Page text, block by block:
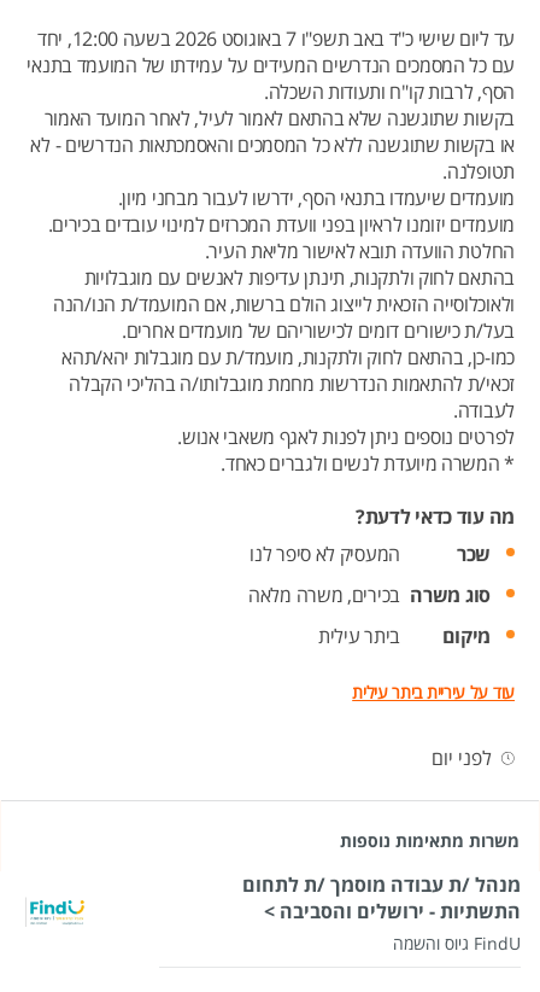
עד ליום שישי כ"ד באב תשפ"ו 7 באוגוסט 2026 בשעה 12:00, יחד
עם כל המסמכים הנדרשים המעידים על עמידתו של המועמד בתנאי
הסף, לרבות קו"ח ותעודות השכלה.
בקשות שתוגשנה שלא בהתאם לאמור לעיל, לאחר המועד האמור
או בקשות שתוגשנה ללא כל המסמכים והאסמכתאות הנדרשים - לא
תטופלנה.
מועמדים שיעמדו בתנאי הסף, ידרשו לעבור מבחני מיון.
מועמדים יזומנו לראיון בפני וועדת המכרזים למינוי עובדים בכירים.
החלטת הוועדה תובא לאישור מליאת העיר.
בהתאם לחוק ולתקנות, תינתן עדיפות לאנשים עם מוגבלויות
ולאוכלוסייה הזכאית לייצוג הולם ברשות, אם המועמד/ת הנו/הנה
בעל/ת כישורים דומים לכישוריהם של מועמדים אחרים.
כמו-כן, בהתאם לחוק ולתקנות, מועמד/ת עם מוגבלות יהא/תהא
זכאי/ת להתאמות הנדרשות מחמת מוגבלותו/ה בהליכי הקבלה
לעבודה.
לפרטים נוספים ניתן לפנות לאגף משאבי אנוש.
* המשרה מיועדת לנשים ולגברים כאחד.
מה עוד כדאי לדעת?
שכר
המעסיק לא סיפר לנו
סוג משרה בכירים, משרה מלאה
מיקום
ביתר עילית
עוד על עיריית ביתר עילית
לפני יום
משרות מתאימות נוספות
מנהל /ת עבודה מוסמך /ת לתחום
התשתיות - ירושלים והסביבה >
FindU גיוס והשמה